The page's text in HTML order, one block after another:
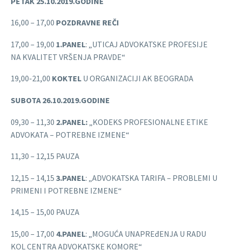
16,00 – 17,00 POZDRAVNE REČI
17,00 – 19,00 1.PANEL: „UTICAJ ADVOKATSKE PROFESIJE
NA KVALITET VRŠENJA PRAVDE“
19,00-21,00 KOKTEL U ORGANIZACIJI AK BEOGRADA
SUBOTA 26.10.2019.GODINE
09,30 – 11,30 2.PANEL: „KODEKS PROFESIONALNE ETIKE
ADVOKATA – POTREBNE IZMENE“
11,30 – 12,15 PAUZA
12,15 – 14,15 3.PANEL: „ADVOKATSKA TARIFA – PROBLEMI U
PRIMENI I POTREBNE IZMENE“
14,15 – 15,00 PAUZA
15,00 – 17,00 4.PANEL: „MOGUĆA UNAPREđENJA U RADU
KOL CENTRA ADVOKATSKE KOMORE“